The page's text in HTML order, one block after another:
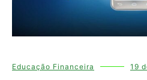
Educação Financeira 19